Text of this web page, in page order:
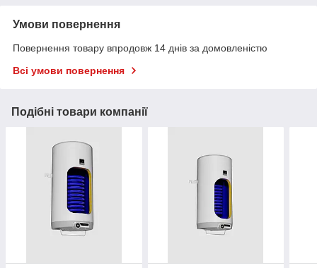
Умови повернення
Повернення товару впродовж 14 днів за домовленістю
Всі умови повернення
Подібні товари компанії